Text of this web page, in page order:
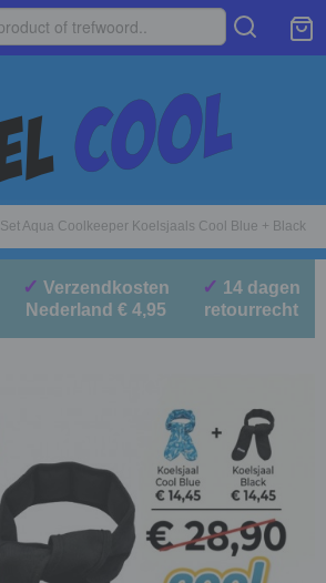
Set Aqua Coolkeeper Koelsjaals Cool Blue + Black
✓ Verzendkosten
Nederland € 4,95
✓ 14 dagen
retourrecht